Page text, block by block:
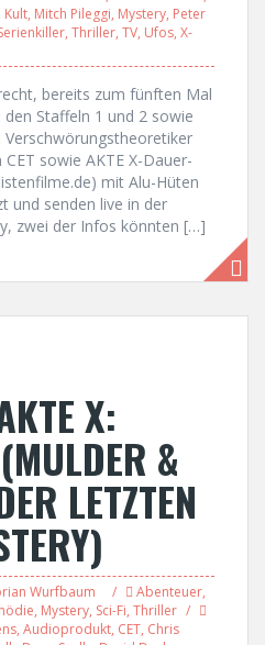
Kult, Mitch Pileggi, Mystery, Peter
, Thriller, TV, Ufos, X-
bereits zum fünften Mal
den Staffeln 1 und 2 sowie
sowie AKTE X-Dauer-
mit Alu-Hüten
und senden live in der
zwei der Infos könnten […]
X:
&
LETZTEN
Wurfbaum Abenteuer,
, Mystery, Sci-Fi, Thriller
, Audioprodukt, CET, Chris